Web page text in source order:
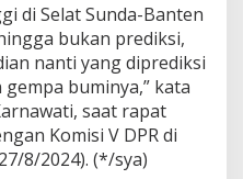
di Selat Sunda-Banten
bukan prediksi,
nanti yang diprediksi
buminya,” kata
saat rapat
Komisi V DPR di
8/2024). (*/sya)